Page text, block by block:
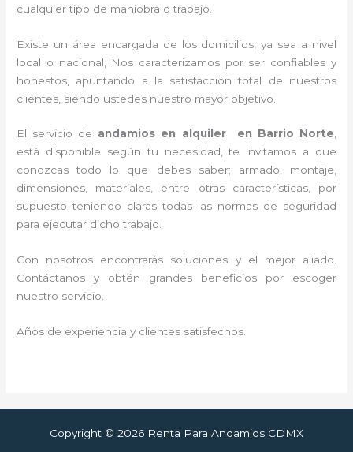
cualquier tipo de maniobra o trabajo.
Existe un área encargada de los domicilios, ya sea a nivel
local o nacional, Nos caracterizamos por ser confiables y
honestos, apuntando a la satisfacción total de nuestros
clientes, siendo ustedes nuestro mayor objetivo.
El servicio de andamios en alquiler en Barrio Norte,
está disponible según tu necesidad, te invitamos a que
conozcas todo lo que debes saber; armado, montaje,
dimensiones, materiales, entre otras características, por
supuesto teniendo claras todas las normas de seguridad
para ejecutar dicho trabajo.
Con nosotros encontrarás soluciones y el mejor aliado.
Contáctanos y obtén grandes beneficios por escoger
nuestro servicio.
Años de experiencia y clientes satisfechos.
Copyright © 2026 Renta Para Andamios CDMX